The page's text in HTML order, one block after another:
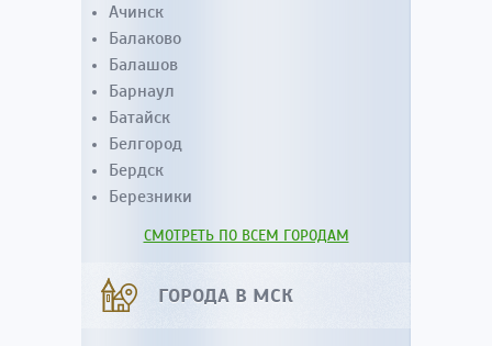
Ачинск
Балаково
Балашов
Барнаул
Батайск
Белгород
Бердск
Березники
СМОТРЕТЬ ПО ВСЕМ ГОРОДАМ
ГОРОДА В МСК